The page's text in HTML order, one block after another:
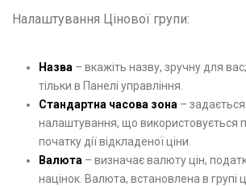
Налаштування Цінової групи:
Назва – вкажіть назву, зручну для
тільки в Панелі управління.
Стандартна часова зона –
налаштування, що використовується
початку дії відкладеної ціни.
Валюта – визначає валюту цін,
націнок. Валюта, встановлена в групі